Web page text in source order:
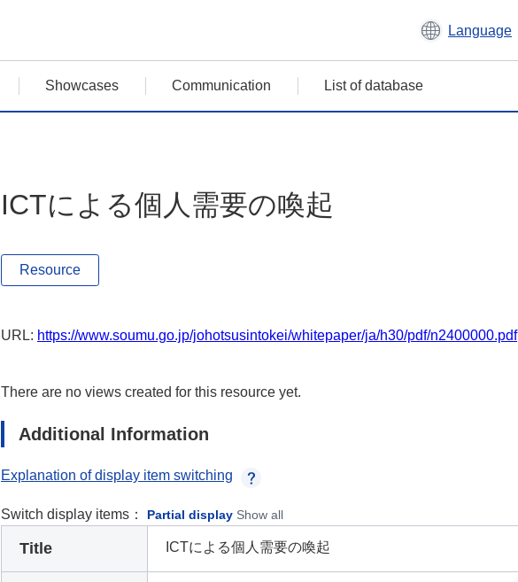
Language
Showcases Communication List of database
ICTによる個人需要の喚起
Resource
URL: https://www.soumu.go.jp/johotsusintokei/whitepaper/ja/h30/pdf/n2400000.pdf
There are no views created for this resource yet.
Additional Information
Explanation of display item switching
Switch display items： Partial display Show all
Title ICTによる個人需要の喚起